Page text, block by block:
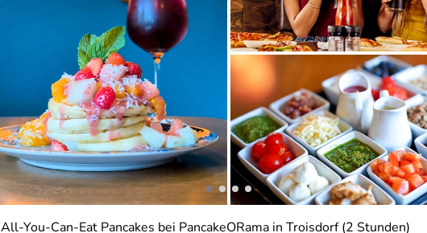
All-You-Can-Eat Pancakes bei PancakeORama in Troisdorf (2 Stunden)